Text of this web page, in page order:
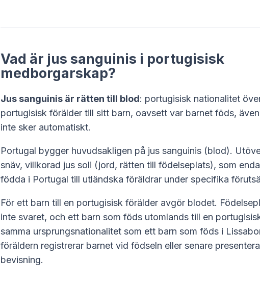
Vad är jus sanguinis i portugisisk
medborgarskap?
Jus sanguinis är rätten till blod: portugisisk nationalitet
portugisisk förälder till sitt barn, oavsett var barnet föds,
inte sker automatiskt.
Portugal bygger huvudsakligen på jus sanguinis(blod).
snäv, villkorad jus soli (jord, rätten till födelseplats), som
födda i Portugal till utländska föräldrar under specifika
För ett barn till en portugisisk förälder avgör blodet.
inte svaret, och ett barn som föds utomlands till en
samma ursprungsnationalitet som ett barn som föds i
föräldern registrerar barnet vid födseln eller senare
bevisning.